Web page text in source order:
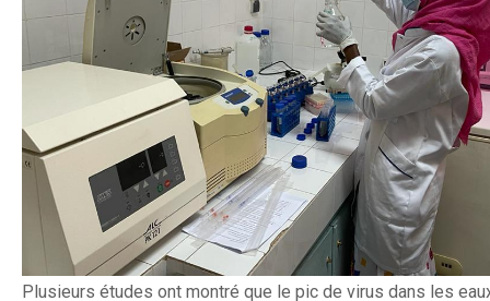
Plusieurs études ont montré que le pic de virus dans les